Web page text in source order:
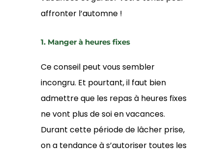
affronter l’automne !
1. Manger à heures fixes
Ce conseil peut vous sembler
incongru. Et pourtant, il faut bien
admettre que les repas à heures fixes
ne vont plus de soi en vacances.
Durant cette période de lâcher prise,
on a tendance à s’autoriser toutes les